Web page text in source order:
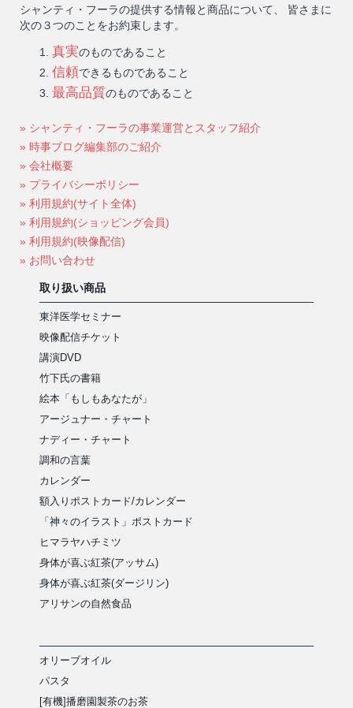
シャンティ・フーラの提供する情報と商品について、 皆さまに
次の３つのことをお約束します。
真実のものであること
信頼できるものであること
最高品質のものであること
» シャンティ・フーラの事業運営とスタッフ紹介
» 時事ブログ編集部のご紹介
» 会社概要
» プライバシーポリシー
» 利用規約(サイト全体)
» 利用規約(ショッピング会員)
» 利用規約(映像配信)
» お問い合わせ
取り扱い商品
東洋医学セミナー
映像配信チケット
講演DVD
竹下氏の書籍
絵本「もしもあなたが」
アージュナー・チャート
ナディー・チャート
調和の言葉
カレンダー
額入りポストカード/カレンダー
「神々のイラスト」ポストカード
ヒマラヤハチミツ
身体が喜ぶ紅茶(アッサム)
身体が喜ぶ紅茶(ダージリン)
アリサンの自然食品
オリーブオイル
パスタ
[有機]播磨園製茶のお茶